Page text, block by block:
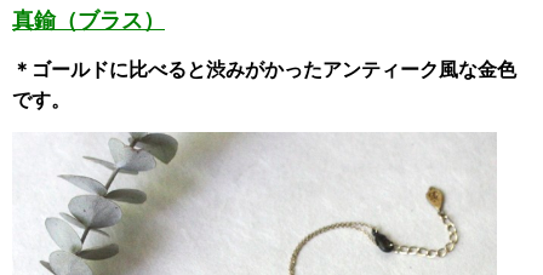
真鍮（ブラス）
＊ゴールドに比べると渋みがかったアンティーク風な金色
です。